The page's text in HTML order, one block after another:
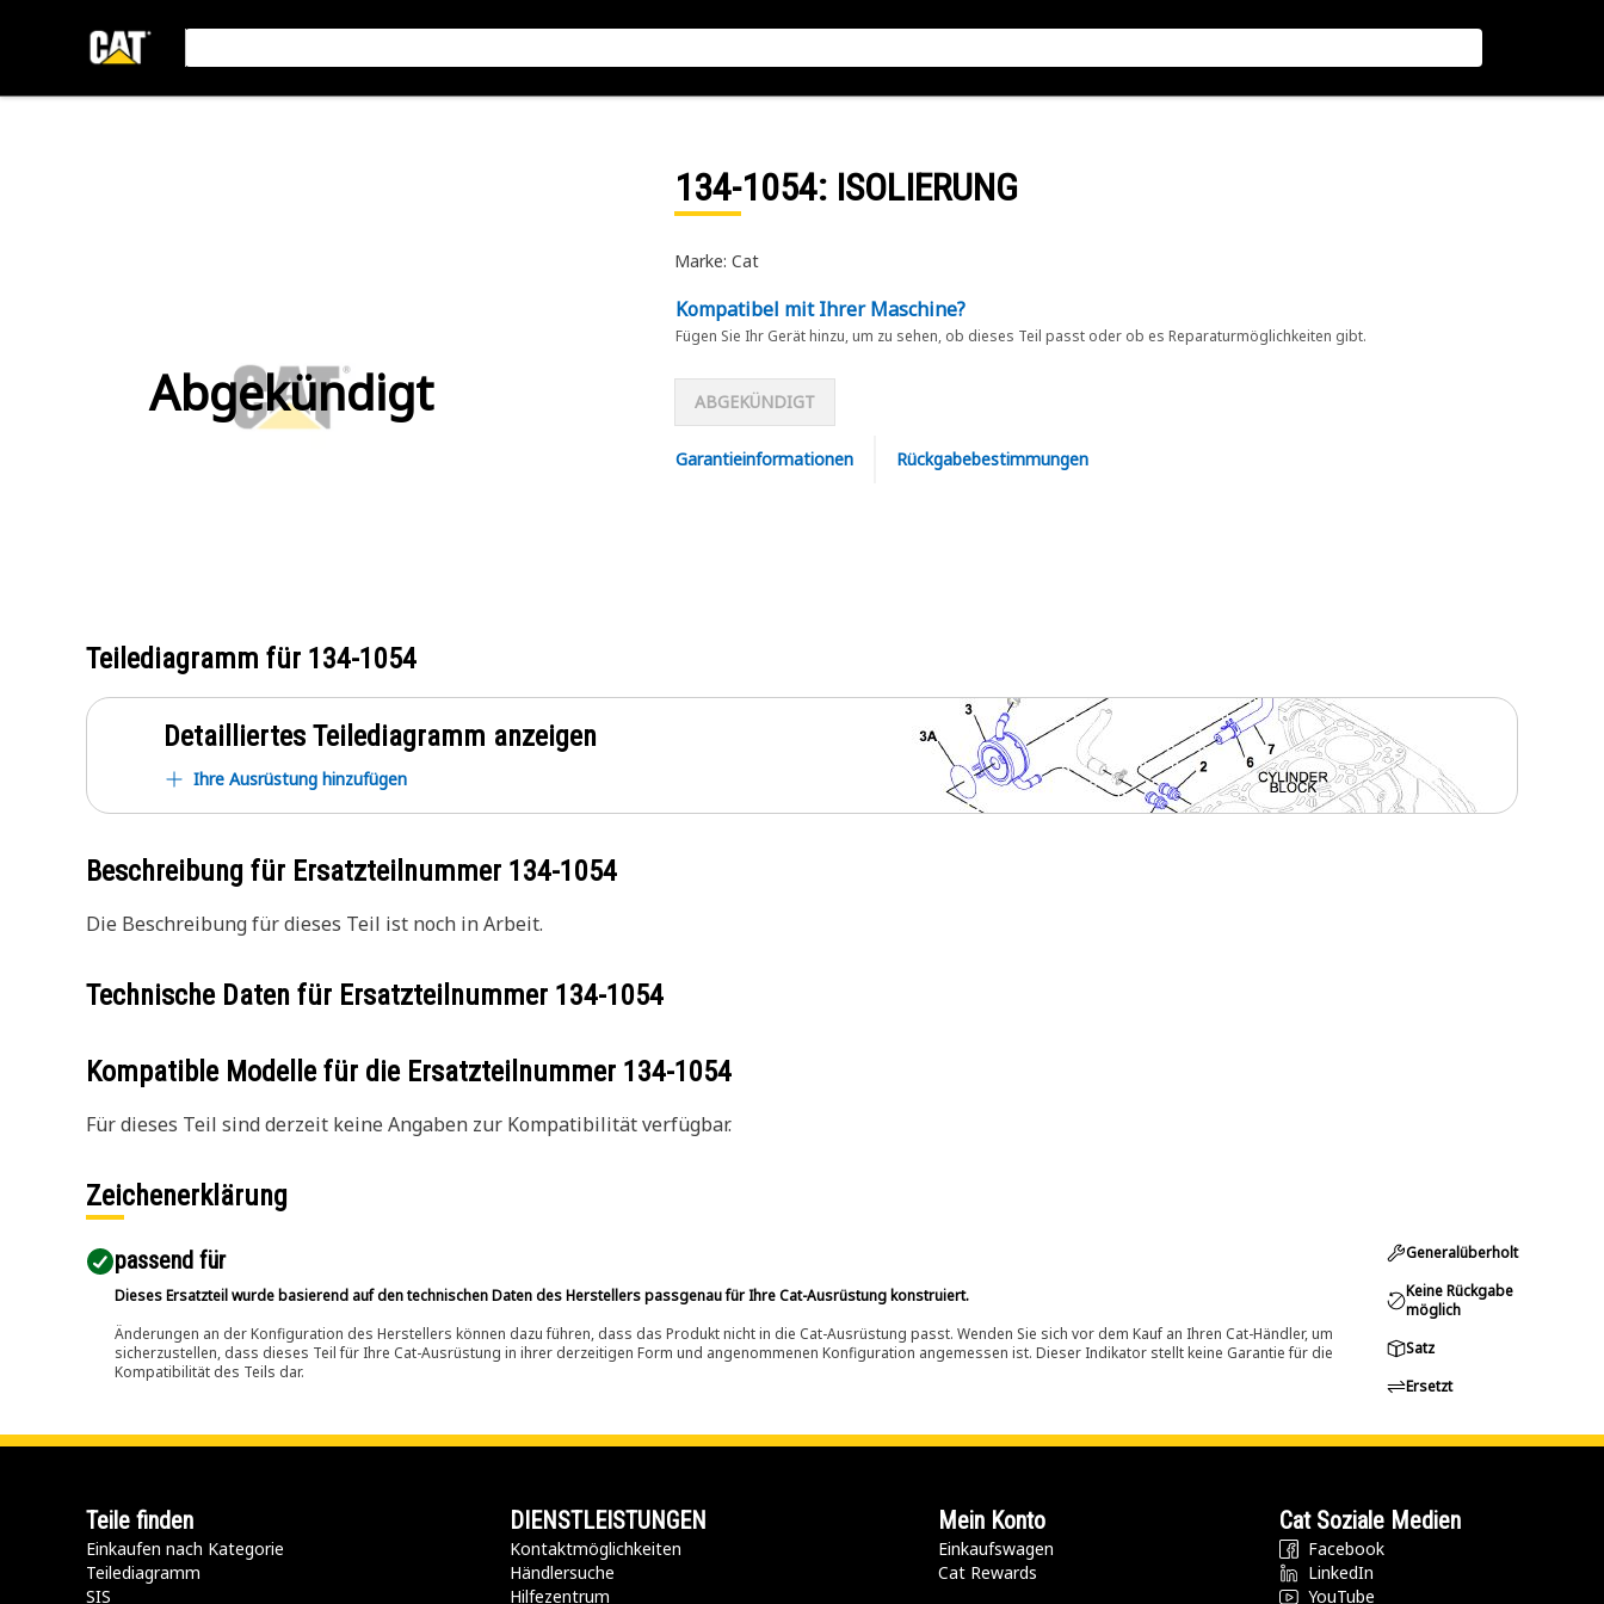
Abgekündigt
134-1054: ISOLIERUNG
Marke: Cat
Kompatibel mit Ihrer Maschine?
Fügen Sie Ihr Gerät hinzu, um zu sehen, ob dieses Teil passt oder ob es Reparaturmöglichkeiten gibt.
ABGEKÜNDIGT
Garantieinformationen Rückgabebestimmungen
Teilediagramm für 134-1054
Detailliertes Teilediagramm anzeigen
Ihre Ausrüstung hinzufügen
Beschreibung für Ersatzteilnummer 134-1054
Die Beschreibung für dieses Teil ist noch in Arbeit.
Technische Daten für Ersatzteilnummer 134-1054
Kompatible Modelle für die Ersatzteilnummer 134-1054
Für dieses Teil sind derzeit keine Angaben zur Kompatibilität verfügbar.
Zeichenerklärung
passend für​
Dieses Ersatzteil wurde basierend auf den technischen Daten des Herstellers passgenau für Ihre Cat-Ausrüstung konstruiert.
Änderungen an der Konfiguration des Herstellers können dazu führen, dass das Produkt nicht in die Cat-Ausrüstung passt. Wenden Sie sich vor dem Kauf an Ihren Cat-Händler, um
sicherzustellen, dass dieses Teil für Ihre Cat-Ausrüstung in ihrer derzeitigen Form und angenommenen Konfiguration angemessen ist. Dieser Indikator stellt keine Garantie für die
Kompatibilität des Teils dar.
Generalüberholt
Keine Rückgabe
möglich
Satz
Ersetzt
Teile finden
Einkaufen nach Kategorie
Teilediagramm
SIS
DIENSTLEISTUNGEN
Kontaktmöglichkeiten​
Händlersuche
Hilfezentrum
Mein Konto
Einkaufswagen
Cat Rewards
Cat Soziale Medien
Facebook
LinkedIn
YouTube